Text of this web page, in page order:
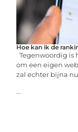
Hoe kan ik de
Tegenwoordig is
om een ​​eigen
zal echter bijna
...